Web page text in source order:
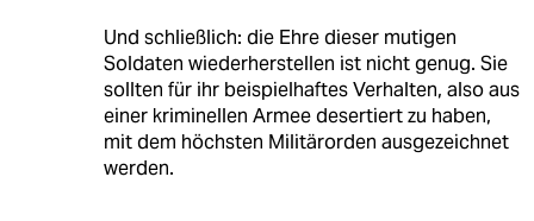
Und schließlich: die Ehre dieser mutigen
Soldaten wiederherstellen ist nicht genug. Sie
sollten für ihr beispielhaftes Verhalten, also aus
einer kriminellen Armee desertiert zu haben,
mit dem höchsten Militärorden ausgezeichnet
werden.